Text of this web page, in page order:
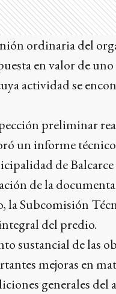
ordinaria del
en valor de
actividad se
preliminar
un informe
de Balcarce
de la
la Subcomisión
del predio.
sustancial de las
mejoras en
generales del